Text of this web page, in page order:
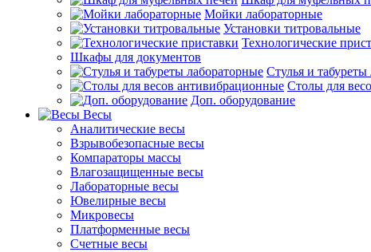
Мойки лабораторные
Установки титровальные
Технологические
Шкафы для документов
Стулья и
Столы для
Доп. оборудование
Весы
Аналитические весы
Взрывобезопасные весы
Компараторы массы
Влагозащищенные весы
Лабораторные весы
Ювелирные весы
Микровесы
Платформенные весы
Счетные весы